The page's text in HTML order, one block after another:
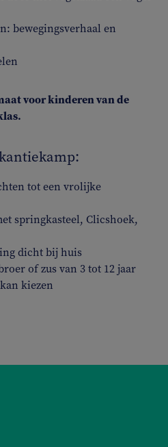
bewegingsverhaal en
voor kinderen van de
tot een vrolijke
springkasteel, Clicshoek,
dicht bij huis
of zus van 3 tot 12 jaar
kiezen